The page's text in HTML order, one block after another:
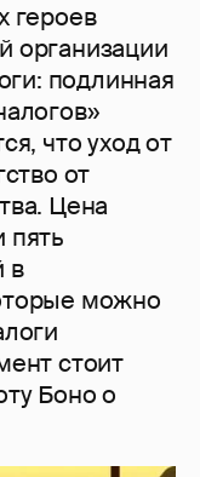
героев
организации
подлинная
что уход от
от
Цена
пять
в
можно
стоит
Боно о